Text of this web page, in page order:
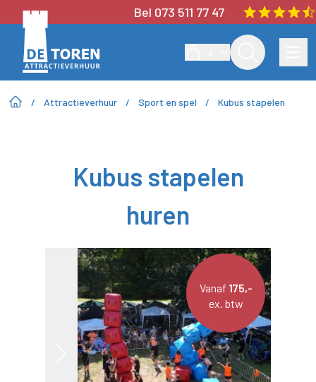
Bel 073 511 77 47
/ Attractieverhuur / Sport en spel / Kubus stapelen
Kubus stapelen
huren
Vanaf 175,-
ex. btw